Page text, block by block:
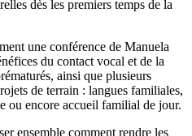
dès les premiers temps de la
une conférence de Manuela
du contact vocal et de la
ainsi que plusieurs
de terrain : langues familiales,
ou encore accueil familial de jour.
ensemble comment rendre les